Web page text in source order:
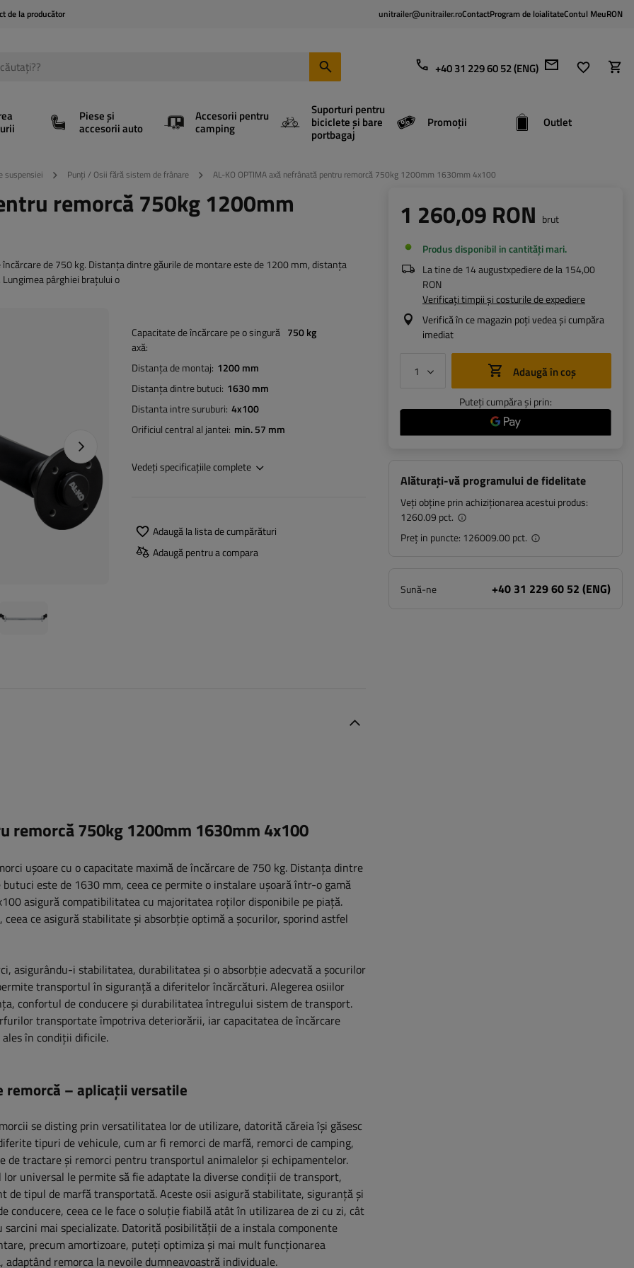
de la producător unitrailer@unitrailer.roContactProgram de loialitateContul MeuRON
+40 31 229 60 52 (ENG)
Piese și
accesorii auto
Accesorii pentru
camping
Suporturi pentru
biciclete și bare
portbagaj
Promoții Outlet
suspensiei Punți / Osii fără sistem de frânare AL-KO OPTIMA axă nefrânată pentru remorcă 750kg 1200mm 1630mm 4x100
remorcă 750kg 1200mm
de 750 kg. Distanța dintre găurile de montare este de 1200 mm, distanța
pârghiei brațului o
Următoarea fotografie
Capacitate de încărcare pe o singură
axă
750 kg
Distanța de montaj 1200 mm
Distanța dintre butuci 1630 mm
Distanta intre suruburi 4x100
Orificiul central al jantei min. 57 mm
Vedeți specificațiile complete
Adaugă la lista de cumpărături
Adaugă pentru a compara
1 260,09 RON brut
Produs disponibil in cantități mari
La tine de14 augustxpediere de la154,00
RON
Verificați timpii și costurile de expediere
Verifică în ce magazin poți vedea și cumpăra
imediat
Adaugă în coș
Puteți cumpăra și prin:
Alăturați-vă programului de fidelitate
Veți obține prin achiziționarea acestui produs:
1260.09 pct.
Preț in puncte: 126009.00 pct.
Sună-ne +40 31 229 60 52 (ENG)
remorcă 750kg 1200mm 1630mm 4x100
ușoare cu o capacitate maximă de încărcare de 750 kg. Distanța dintre
este de 1630 mm, ceea ce permite o instalare ușoară într-o gamă
asigură compatibilitatea cu majoritatea roților disponibile pe piață.
ce asigură stabilitate și absorbție optimă a șocurilor, sporind astfel
asigurându-i stabilitatea, durabilitatea și o absorbție adecvată a șocurilor
transportul în siguranță a diferitelor încărcături. Alegerea osiilor
confortul de conducere și durabilitatea întregului sistem de transport.
transportate împotriva deteriorării, iar capacitatea de încărcare
în condiții dificile.
remorcă – aplicații versatile
se disting prin versatilitatea lor de utilizare, datorită căreia își găsesc
tipuri de vehicule, cum ar fi remorci de marfă, remorci de camping,
de tractare și remorci pentru transportul animalelor și echipamentelor.
lor universal le permite să fie adaptate la diverse condiții de transport,
de tipul de marfă transportată. Aceste osii asigură stabilitate, siguranță și
conducere, ceea ce le face o soluție fiabilă atât în ​​utilizarea de zi cu zi, cât
sarcini mai specializate. Datorită posibilității de a instala componente
precum amortizoare, puteți optimiza și mai mult funcționarea
adaptând remorca la nevoile dumneavoastră individuale.